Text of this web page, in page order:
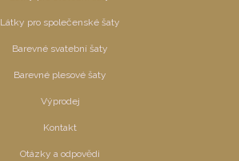
Látky pro společenské šaty
Barevné svatební šaty
Barevné plesové šaty
Výprodej
Kontakt
Otázky a odpovědi